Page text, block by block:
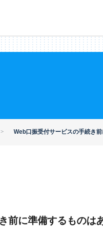
Web口振受付サービスの手続き
前に準備するものは